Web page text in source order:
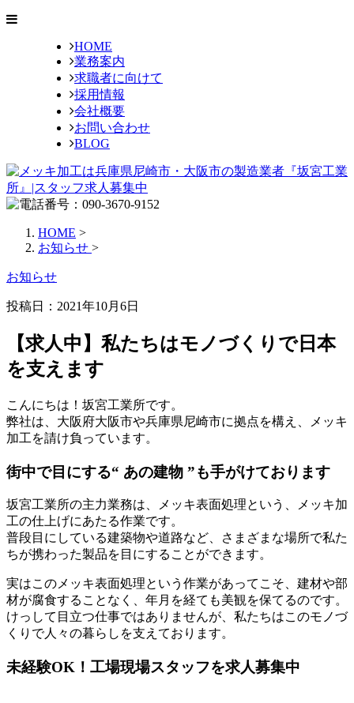
HOME
業務案内
求職者に向けて
採用情報
会社概要
お問い合わせ
BLOG
HOME >
お知らせ >
お知らせ
投稿日： 2021年10月6日
【求人中】私たちはモノづくりで日本
を支えます
こんにちは！坂宮工業所です。
弊社は、大阪府大阪市や兵庫県尼崎市に拠点を構え、メッキ
加工を請け負っています。
街中で目にする“ あの建物 ”も手がけております
坂宮工業所の主力業務は、メッキ表面処理という、メッキ加
工の仕上げにあたる作業です。
普段目にしている建築物や道路など、さまざまな場所で私た
ちが携わった製品を目にすることができます。
実はこのメッキ表面処理という作業があってこそ、建材や部
材が腐食することなく、年月を経ても美観を保てるのです。
けっして目立つ仕事ではありませんが、私たちはこのモノづ
くりで人々の暮らしを支えております。
未経験OK！工場現場スタッフを求人募集中